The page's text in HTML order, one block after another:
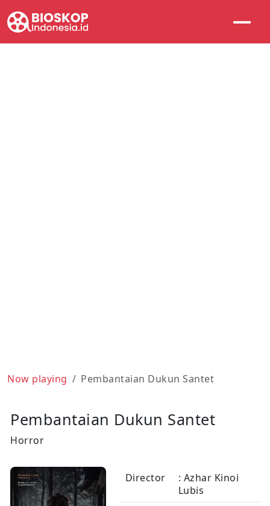
Now playing Pembantaian Dukun Santet
Pembantaian Dukun Santet
Horror
Director
: Azhar Kinoi
Lubis